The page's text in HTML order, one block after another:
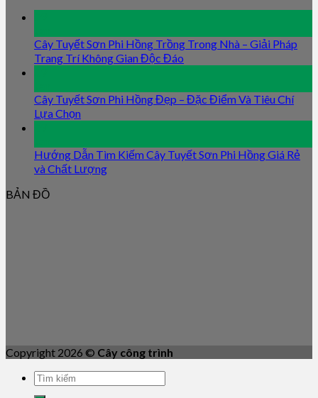
Cây Tuyết Sơn Phi Hồng Trồng Trong Nhà – Giải Pháp
Trang Trí Không Gian Độc Đáo
Cây Tuyết Sơn Phi Hồng Đẹp – Đặc Điểm Và Tiêu Chí
Lựa Chọn
Hướng Dẫn Tìm Kiếm Cây Tuyết Sơn Phi Hồng Giá Rẻ
và Chất Lượng
BẢN ĐỒ
Copyright 2026 © Cây công trình